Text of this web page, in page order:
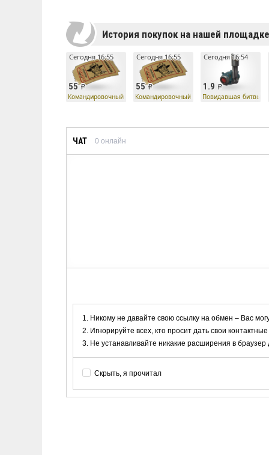
История покупок на нашей площадке
55
Сегодня 16:55
Командировочный билет
55
Сегодня 16:55
Командировочный билет
1.9
Сегодня 16:54
Повидавшая битвы
ЧАТ 0 онлайн
Никому не давайте свою ссылку на обмен – Вас
Игнорируйте всех, кто просит дать свои
Не устанавливайте никакие расширения в
Скрыть, я прочитал